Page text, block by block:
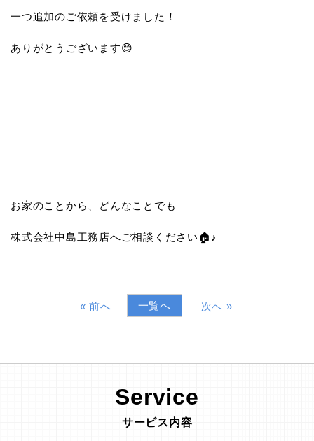
一つ追加のご依頼を受けました！
ありがとうございます😊
お家のことから、どんなことでも
株式会社中島工務店へご相談ください🏠♪
« 前へ 一覧へ 次へ »
Service
サービス内容